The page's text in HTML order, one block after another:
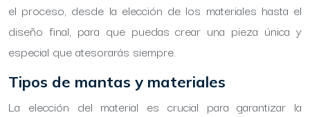
el proceso, desde la elección de los materiales hasta el
diseño final, para que puedas crear una pieza única y
especial que atesorarás siempre.
Tipos de mantas y materiales
La elección del material es crucial para garantizar la